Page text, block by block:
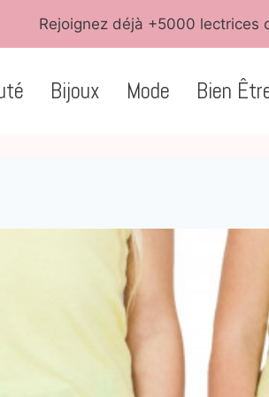
Rejoignez déjà +5000 lectrices
Bijoux Mode Bien